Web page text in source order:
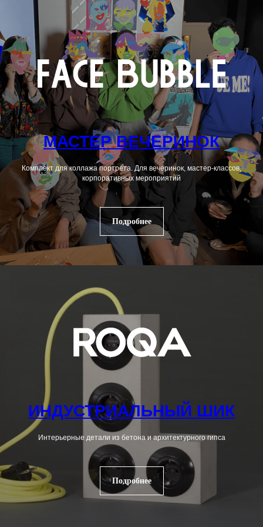
МАСТЕР ВЕЧЕРИНОК
Комплект для коллажа портрета. Для вечеринок, мастер-классов,
корпоративных мероприятий
Подробнее
ИНДУСТРИАЛЬНЫЙ ШИК
Интерьерные детали из бетона и архитектурного гипса
Подробнее